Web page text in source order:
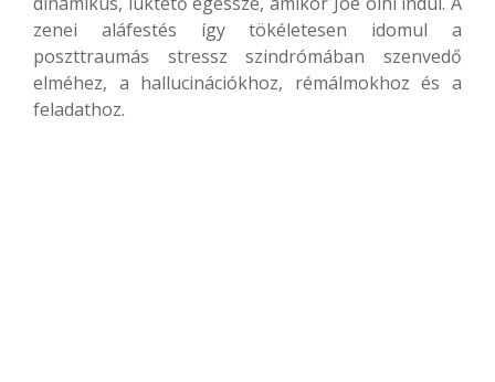
zenei aláfestés így tökéletesen idomul a
poszttraumás stressz szindrómában szenvedő
elméhez, a hallucinációkhoz, rémálmokhoz és a
feladathoz.